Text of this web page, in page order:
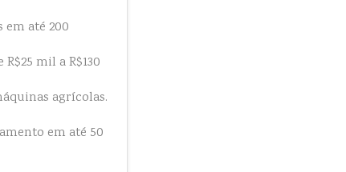
até 200
mil a R$130
agrícolas.
em até 50